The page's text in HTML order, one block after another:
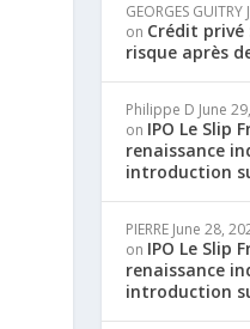
GEORGES GUITRY
on Crédit privé
risque après
Philippe D June
on IPO Le Slip
renaissance
introduction
PIERRE June 28,
on IPO Le Slip
renaissance
introduction